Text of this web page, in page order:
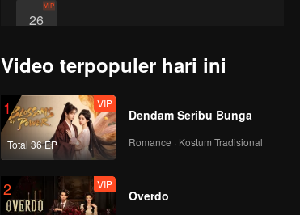
26
VIP
Video terpopuler hari ini
1
Total 36 EP
VIP
Dendam Seribu Bunga
Romance · Kostum Tradisional
2 VIP
Overdo